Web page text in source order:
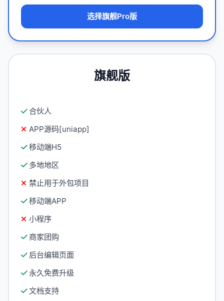
选择旗舰Pro版
旗舰版
合伙人
APP源码[uniapp]
移动端H5
多地地区
禁止用于外包项目
移动端APP
小程序
商家团购
后台编辑页面
永久免费升级
文档支持